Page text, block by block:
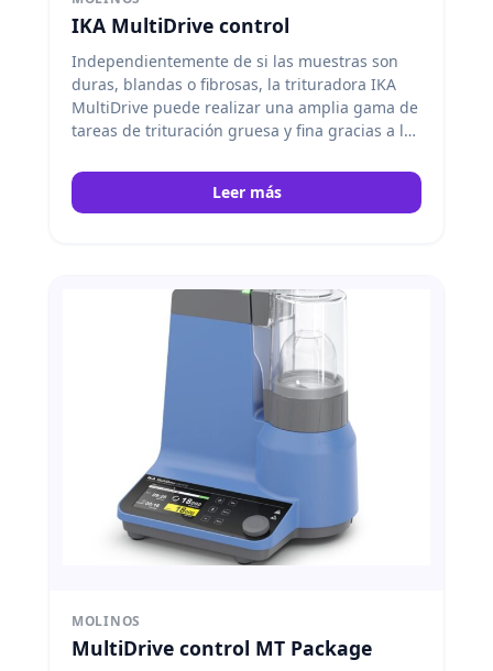
IKA MultiDrive control
Independientemente de si las muestras son
duras, blandas o fibrosas, la trituradora IKA
MultiDrive puede realizar una amplia gama de
tareas de trituración gruesa y fina gracias a la
MultiDrive control mezcla, tritura y también
está equipada con un recipiente de dispersión
Leer más
MOLINOS
MultiDrive control MT Package